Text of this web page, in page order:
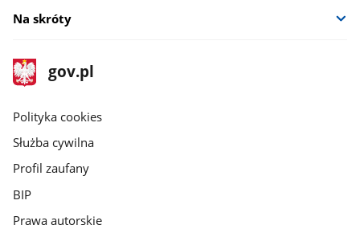
Na skróty
stopka
gov.pl
Strona
gov.pl
gov.pl
Polityka cookies
Służba cywilna
Profil zaufany
BIP
Prawa autorskie